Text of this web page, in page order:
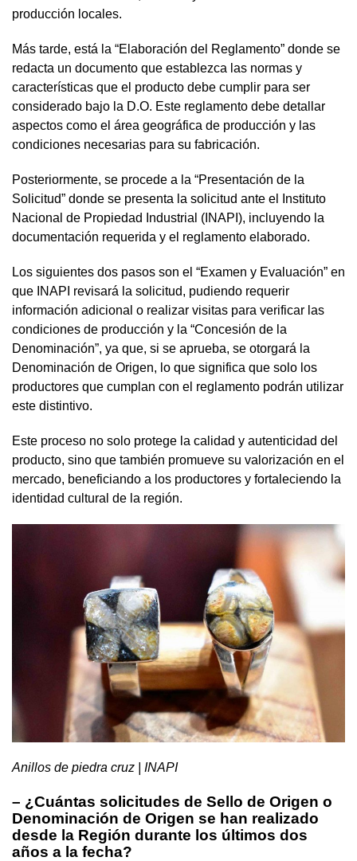
producción locales.
Más tarde, está la “Elaboración del Reglamento” donde se
redacta un documento que establezca las normas y
características que el producto debe cumplir para ser
considerado bajo la D.O. Este reglamento debe detallar
aspectos como el área geográfica de producción y las
condiciones necesarias para su fabricación.
Posteriormente, se procede a la “Presentación de la
Solicitud” donde se presenta la solicitud ante el Instituto
Nacional de Propiedad Industrial (INAPI), incluyendo la
documentación requerida y el reglamento elaborado.
Los siguientes dos pasos son el “Examen y Evaluación” en
que INAPI revisará la solicitud, pudiendo requerir
información adicional o realizar visitas para verificar las
condiciones de producción y la “Concesión de la
Denominación”, ya que, si se aprueba, se otorgará la
Denominación de Origen, lo que significa que solo los
productores que cumplan con el reglamento podrán utilizar
este distintivo.
Este proceso no solo protege la calidad y autenticidad del
producto, sino que también promueve su valorización en el
mercado, beneficiando a los productores y fortaleciendo la
identidad cultural de la región.
Anillos de piedra cruz | INAPI
– ¿Cuántas solicitudes de Sello de Origen o
Denominación de Origen se han realizado
desde la Región durante los últimos dos
años a la fecha?